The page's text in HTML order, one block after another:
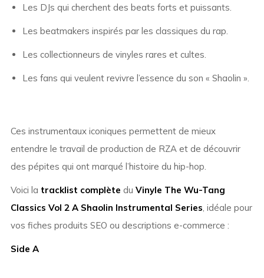
Les DJs qui cherchent des beats forts et puissants.
Les beatmakers inspirés par les classiques du rap.
Les collectionneurs de vinyles rares et cultes.
Les fans qui veulent revivre l’essence du son « Shaolin ».
Ces instrumentaux iconiques permettent de mieux
entendre le travail de production de RZA et de découvrir
des pépites qui ont marqué l’histoire du hip-hop.
Voici la tracklist complète du Vinyle The Wu-Tang
Classics Vol 2 A Shaolin Instrumental Series, idéale pour
vos fiches produits SEO ou descriptions e-commerce :
Side A